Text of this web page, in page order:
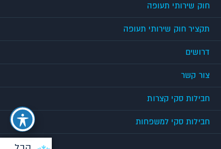
חוק שירותי תעופה
תקציר חוק שירותי תעופה
דרושים
צור קשר
חבילות סקי קצרות
חבילות סקי למשפחות